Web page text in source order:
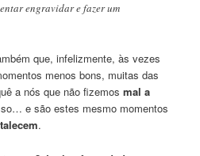
engravidar e fazer um
que, infelizmente, às vezes
menos bons, muitas das
a nós que não fizemosmal a
e são estes mesmo momentos
.